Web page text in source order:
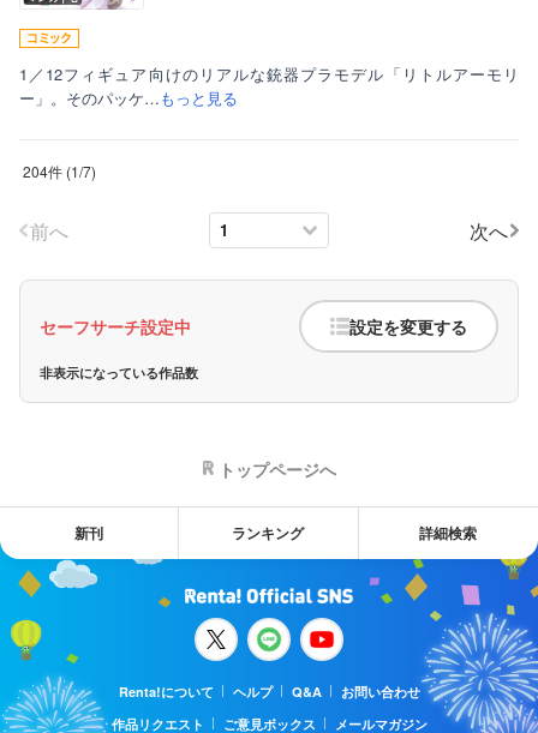
1／12フィギュア向けのリアルな銃器プラモデル「リトルアーモリ
ー」。そのパッケ…もっと見る
204件 (1/7)
前へ 次へ
セーフサーチ設定中 設定を変更する
非表示になっている作品数
トップページへ
新刊 ランキング 詳細検索
Renta!について ヘルプ Q&A
お問い合わせ
作品リクエスト
ご意見ボックス メールマガジン